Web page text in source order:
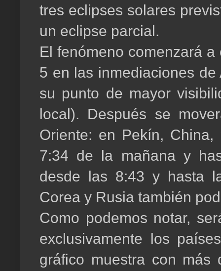
tres eclipses solares
un eclipse parcial.
El fenómeno comenzará
5 en las inmediaciones
su punto de mayor
local). Después se
Oriente: en Pekín,
7:34 de la mañana y
desde las 8:43 y hasta
Corea y Rusia también
Como podemos notar,
exclusivamente los
gráfico muestra con